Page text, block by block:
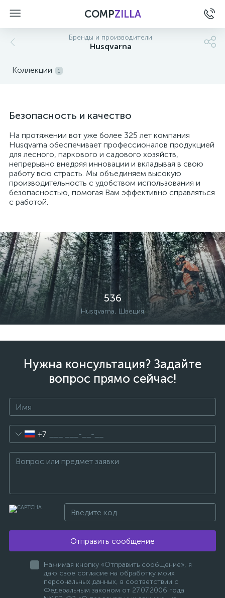
COMPZILLA
Бренды и производители
Husqvarna
Коллекции 1
Безопасность и качество
На протяжении вот уже более 325 лет компания
Husqvarna обеспечивает профессионалов продукцией
для лесного, паркового и садового хозяйств,
непрерывно внедряя инновации и вкладывая в свою
работу всю страсть. Мы объединяем высокую
производительность с удобством использования и
безопасностью, помогая Вам эффективно справляться
с работой.
536
Husqvarna, Швеция
Нужна консультация? Задайте
вопрос прямо сейчас!
+7
Отправить сообщение
Нажимая кнопку «Отправить сообщение», я
даю свое согласие на обработку моих
персональных данных, в соответствии с
Федеральным законом от 27.07.2006 года